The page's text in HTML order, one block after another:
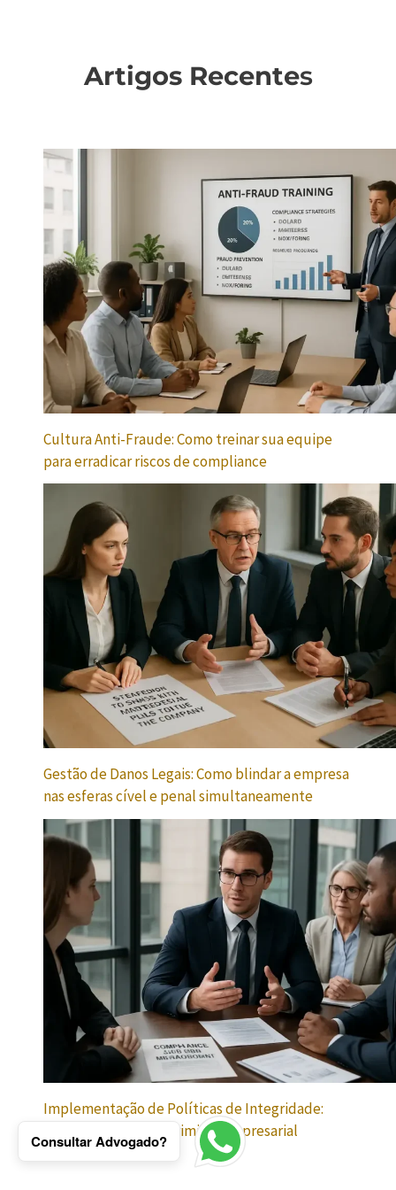
Artigos Recentes
Cultura Anti-Fraude: Como treinar sua equipe
para erradicar riscos de compliance
Gestão de Danos Legais: Como blindar a empresa
nas esferas cível e penal simultaneamente
Implementação de Políticas de Integridade:
Contrate advogado criminal empresarial
Consultar Advogado?